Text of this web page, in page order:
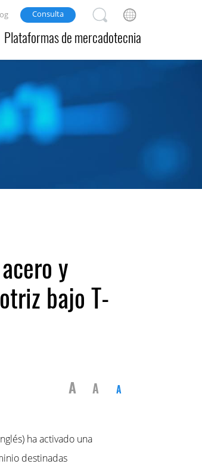
Plataformas de mercadotecnia
Consulta
y
bajo T-
A A A
ha activado una
destinadas